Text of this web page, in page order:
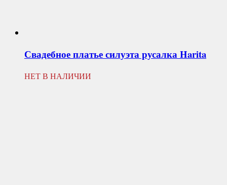
Свадебное платье силуэта русалкаHarita
НЕТ В НАЛИЧИИ